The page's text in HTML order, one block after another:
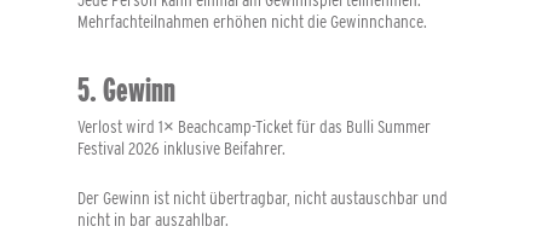
Mehrfachteilnahmen erhöhen nicht die Gewinnchance.
5. Gewinn
Verlost wird 1× Beachcamp-Ticket für das Bulli Summer
Festival 2026 inklusive Beifahrer.
Der Gewinn ist nicht übertragbar, nicht austauschbar und
nicht in bar auszahlbar.